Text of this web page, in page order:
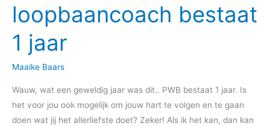
loopbaancoach bestaat
1 jaar
Maaike Baars
Wauw, wat een geweldig jaar was dit.. PWB bestaat 1 jaar. Is
het voor jou ook mogelijk om jouw hart te volgen en te gaan
doen wat jij het allerliefste doet? Zeker! Als ik het kan, dan kan
PWB
loopbaancoach
bestaat
jaar